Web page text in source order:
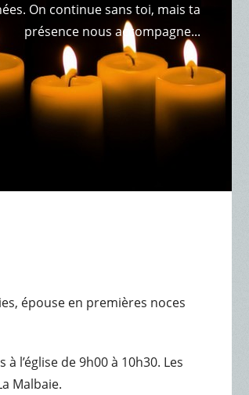
On continue sans toi, mais ta
présence nous accompagne...
épouse en premières noces
l’église de 9h00 à 10h30. Les
Malbaie.